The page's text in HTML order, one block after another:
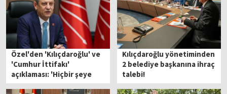
Özel'den 'Kılıçdaroğlu' ve
'Cumhur İttifakı'
açıklaması: 'Hiçbir şeye
imkansız diyemem'
Kılıçdaroğlu yönetiminden
2 belediye başkanına ihraç
talebi!